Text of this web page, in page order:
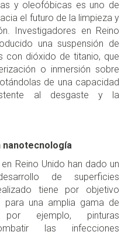
y oleofóbicas es uno de
el futuro de la limpieza y
Investigadores en Reino
una suspensión de
con dióxido de titanio, que
o inmersión sobre
de una capacidad
al desgaste y la
nanotecnología
Reino Unido han dado un
de superficies
tiene por objetivo
para una amplia gama de
por ejemplo, pinturas
las infecciones